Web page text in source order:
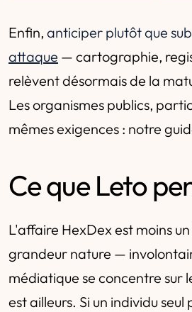
Enfin, anticiper plutôt que
attaque — cartographie,
relèvent désormais de la
Les organismes publics,
mêmes exigences : notre
Ce que Leto
L'affaire HexDex est moins
grandeur nature —
médiatique se concentre sur
est ailleurs. Si un individu